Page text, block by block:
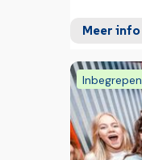
Meer info
Inbegrepen